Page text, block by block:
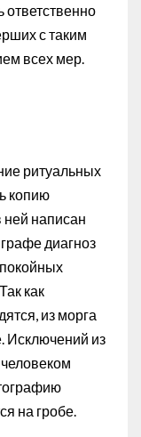
с таким
всех мер.
ритуальных
копию
ней написан
диагноз
как
из морга
Исключений из
на гробе.